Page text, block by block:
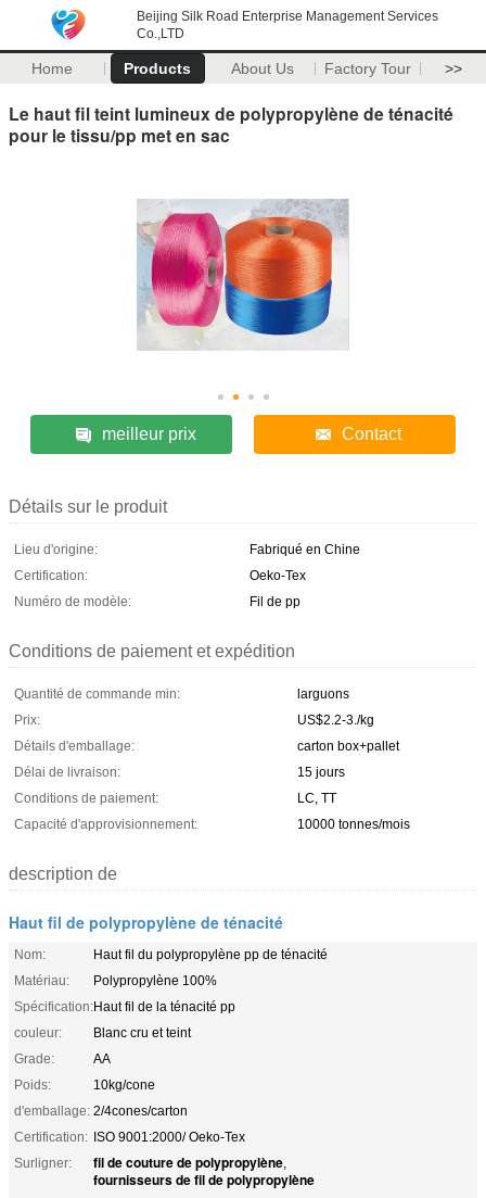
Beijing Silk Road Enterprise Management Services
Co.,LTD
Home Products About Us Factory Tour >>
Le haut fil teint lumineux de polypropylène de ténacité
pour le tissu/pp met en sac
meilleur prix Contact
Détails sur le produit
Lieu d'origine:
Fabriqué en Chine
Certification:
Oeko-Tex
Numéro de modèle:
Fil de pp
Conditions de paiement et expédition
Quantité de commande min:
larguons
Prix:
US$2.2-3./kg
Détails d'emballage:
carton box+pallet
Délai de livraison:
15 jours
Conditions de paiement:
LC, TT
Capacité d'approvisionnement:
10000 tonnes/mois
description de
Haut fil de polypropylène de ténacité
Nom:
Haut fil du polypropylène pp de ténacité
Matériau:
Polypropylène 100%
Spécification:Haut fil de la ténacité pp
couleur:
Blanc cru et teint
Grade:
AA
Poids:
10kg/cone
d'emballage: 2/4cones/carton
Certification: ISO 9001:2000/ Oeko-Tex
Surligner:
fil de couture de polypropylène,
fournisseurs de fil de polypropylène